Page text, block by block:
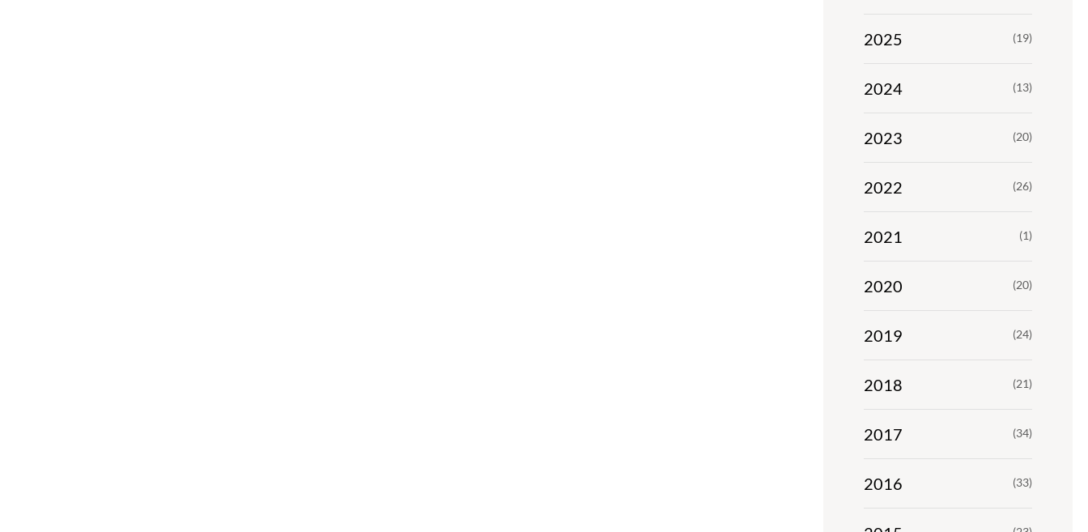
2025 (19)
2024 (13)
2023 (20)
2022 (26)
2021 (1)
2020 (20)
2019 (24)
2018 (21)
2017 (34)
2016 (33)